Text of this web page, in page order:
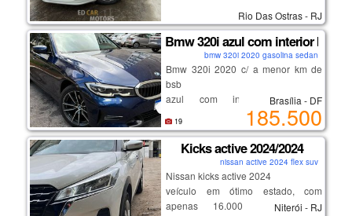
Rio Das Ostras - RJ
Bmw 320i azul com interior bege
bmw 320i 2020 gasolina sedan
Bmw 320i 2020 c/ a menor km de
bsb
azul com interior bege, a
configuração mais desejada
pintura extremamente conservada
interior impecável
2 pneus novos - firestone f-700
pastilhas de freio traseiras novas
potência e economia de combustível
Brasília - DF
185.500
19
Kicks active 2024/2024
nissan active 2024 flex suv
Nissan kicks active 2024
veículo em ótimo estado, com
apenas 16.000 km rodados.
Niterói - RJ